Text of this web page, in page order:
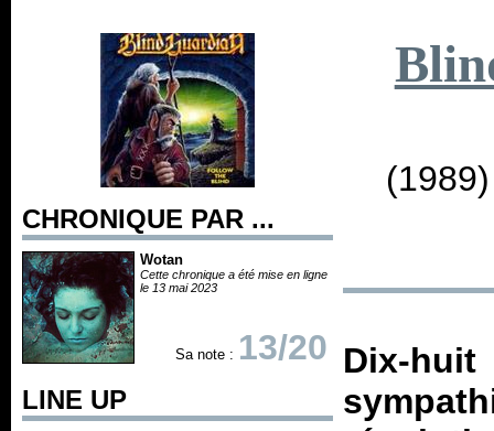
CHRONIQUE PAR ...
Wotan
Cette chronique a été mise en ligne
le 13 mai 2023
Sa note : 13/20
LINE UP
Dix-